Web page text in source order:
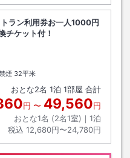
ラン利用券お一人1000円
チケット付！
煙 32平米
おとな2名 1泊 1部屋 合計
円 〜 49,560円
おとな1名 (2名1室)｜ 1泊
税込 12,680円〜24,780円